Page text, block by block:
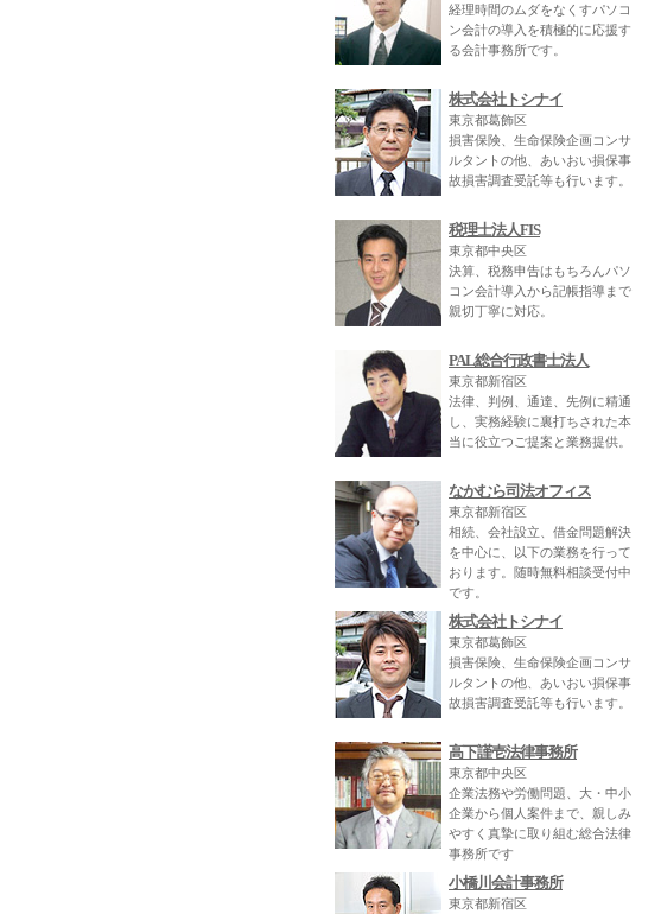
経理時間のムダをなくすパソコ
ン会計の導入を積極的に応援す
る会計事務所です。
株式会社トシナイ
東京都葛飾区
損害保険、生命保険企画コンサ
ルタントの他、あいおい損保事
故損害調査受託等も行います。
税理士法人FIS
東京都中央区
決算、税務申告はもちろんパソ
コン会計導入から記帳指導まで
親切丁寧に対応。
PAL総合行政書士法人
東京都新宿区
法律、判例、通達、先例に精通
し、実務経験に裏打ちされた本
当に役立つご提案と業務提供。
なかむら司法オフィス
東京都新宿区
相続、会社設立、借金問題解決
を中心に、以下の業務を行って
おります。随時無料相談受付中
です。
株式会社トシナイ
東京都葛飾区
損害保険、生命保険企画コンサ
ルタントの他、あいおい損保事
故損害調査受託等も行います。
高下謹壱法律事務所
東京都中央区
企業法務や労働問題、大・中小
企業から個人案件まで、親しみ
やすく真摯に取り組む総合法律
事務所です
小橋川会計事務所
東京都新宿区